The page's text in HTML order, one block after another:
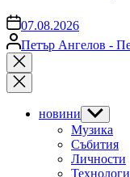
on07.08.2026
Posted
by
Петър Ангелов -
Close
search
новини Show
sub
menu
Музика
Събития
Личности